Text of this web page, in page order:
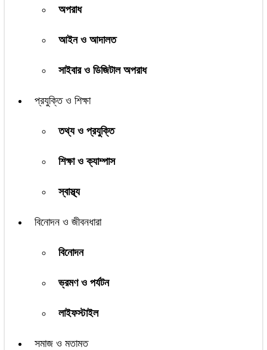
অপরাধ
আইন ও আদালত
সাইবার ও ডিজিটাল অপরাধ
প্রযুক্তি ও শিক্ষা
তথ্য ও প্রযুক্তি
শিক্ষা ও ক্যাম্পাস
স্বাস্থ্য
বিনোদন ও জীবনধারা
বিনোদন
ভ্রমণ ও পর্যটন
লাইফস্টাইল
সমাজ ও মতামত